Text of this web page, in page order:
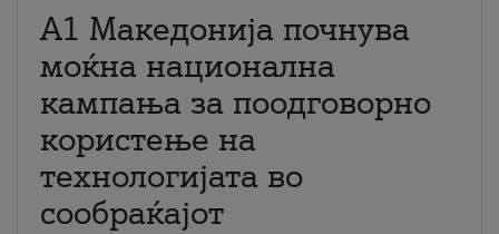
A1 Македонија почнува
моќна национална
кампања за поодговорно
користење на
технологијата во
сообраќајот